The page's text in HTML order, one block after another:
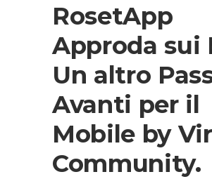
RosetApp
Approda sui
Un altro
Avanti per il
Mobile by
Community.